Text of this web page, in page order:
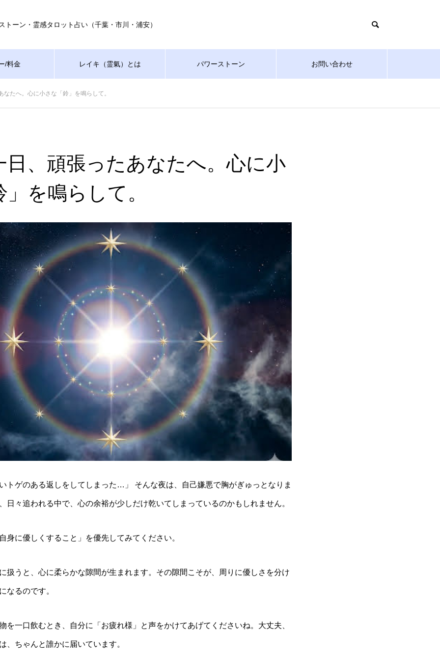
トーン・霊感タロット占い（千葉・市川・浦安）
/料金 レイキ（霊氣）とは パワーストーン お問い合わせ
なたへ。心に小さな「鈴」を鳴らして。
日、頑張ったあなたへ。心に小
を鳴らして。
トゲのある返しをしてしまった…」 そんな夜は、自己嫌悪で胸がぎゅっとなりま
日々追われる中で、心の余裕が少しだけ乾いてしまっているのかもしれません。
身に優しくすること」を優先してみてください。
扱うと、心に柔らかな隙間が生まれます。その隙間こそが、周りに優しさを分け
なるのです。
を一口飲むとき、自分に「お疲れ様」と声をかけてあげてくださいね。大丈夫、
、ちゃんと誰かに届いています。